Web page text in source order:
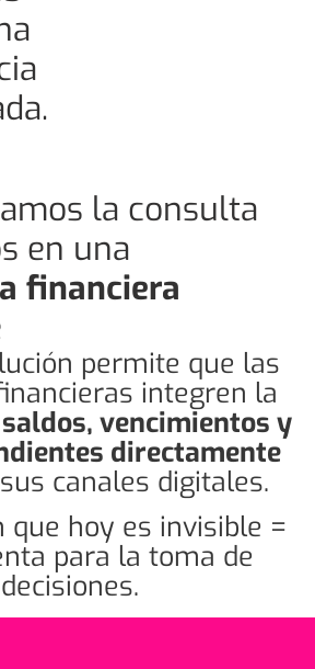
la consulta
en una
financiera
permite que las
integren la
vencimientos y
directamente
canales digitales.
que hoy es invisible =
para la toma de
decisiones.